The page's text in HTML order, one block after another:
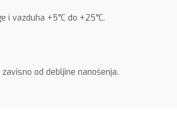
i vazduha +5°C do +25°C.
od debljine nanošenja.